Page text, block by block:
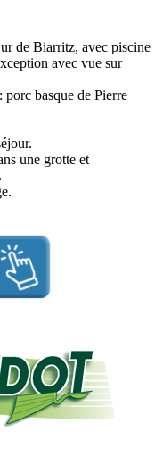
de Biarritz, avec piscine
avec vue sur
basque de Pierre
une grotte et